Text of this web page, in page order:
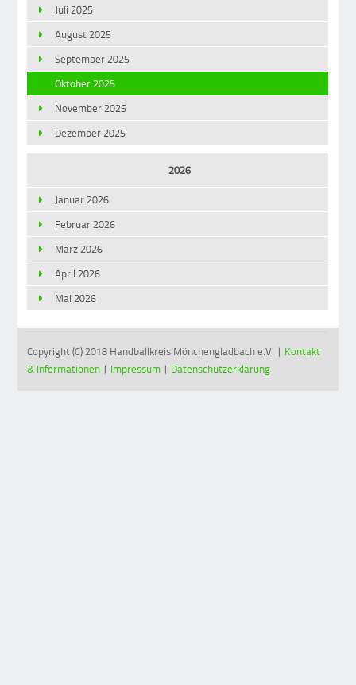
Juli 2025
August 2025
September 2025
Oktober 2025
November 2025
Dezember 2025
2026
Januar 2026
Februar 2026
März 2026
April 2026
Mai 2026
Copyright (C) 2018 Handballkreis Mönchengladbach e.V. | Kontakt
& Informationen | Impressum | Datenschutzerklärung